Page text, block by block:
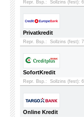
Repr. Bsp.: Sollzins (fest):
Privatkredit
Repr. Bsp.: Sollzins (fest):
SofortKredit
Repr. Bsp.: Sollzins (fest):
Online Kredit